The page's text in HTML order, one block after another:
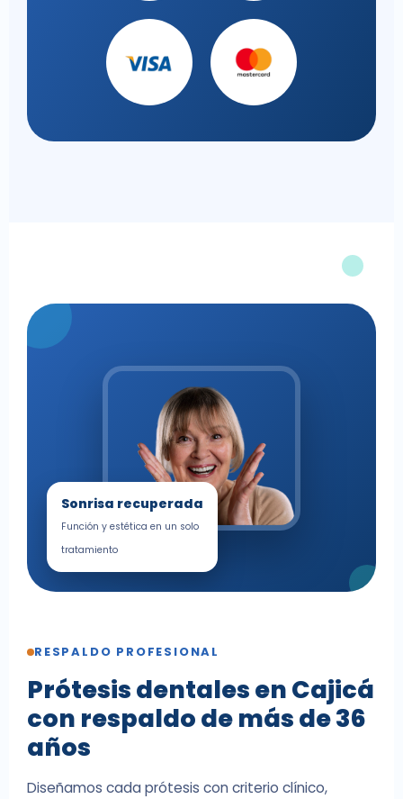
RESPALDO PROFESIONAL
Prótesis dentales en Cajicá
con respaldo de más de 36
años
Diseñamos cada prótesis con criterio clínico,
Sonrisa recuperada
Función y estética en un solo
tratamiento